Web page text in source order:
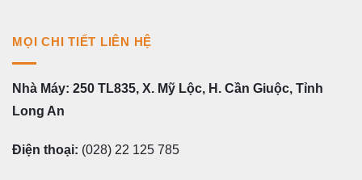
MỌI CHI TIẾT LIÊN HỆ
Nhà Máy: 250 TL835, X. Mỹ Lộc, H. Cần Giuộc, Tỉnh
Long An
Điện thoại: (028) 22 125 785